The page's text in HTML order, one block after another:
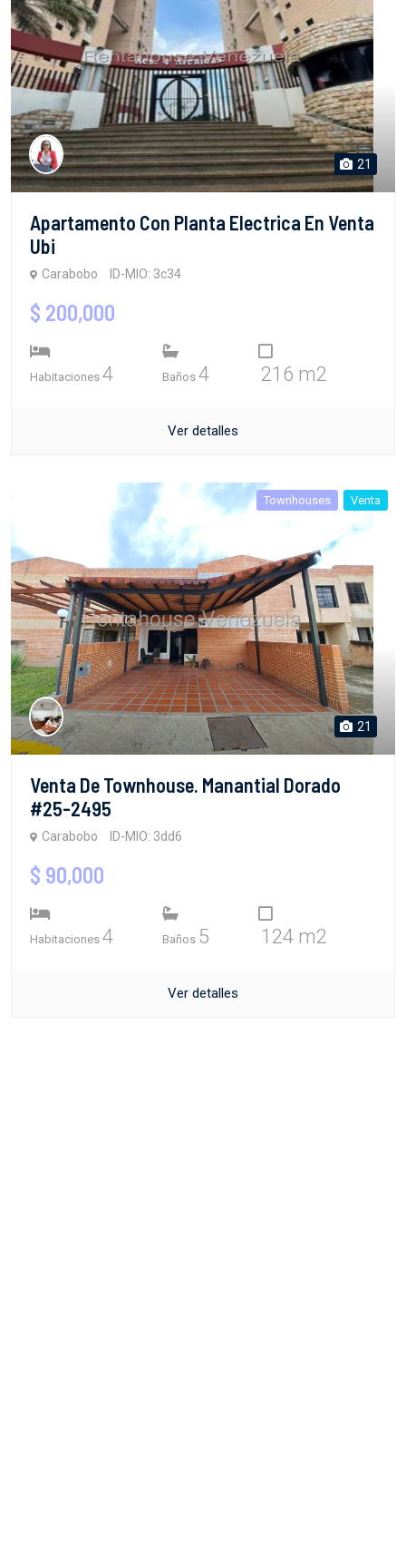
21
Apartamento Con Planta Electrica En Venta
Ubi
Carabobo ID-MIO: 3c34
$ 200,000
Habitaciones 4 Baños 4 216 m2
Ver detalles
Townhouses Venta
21
Venta De Townhouse. Manantial Dorado
#25-2495
Carabobo ID-MIO: 3dd6
$ 90,000
Habitaciones 4 Baños 5 124 m2
Ver detalles